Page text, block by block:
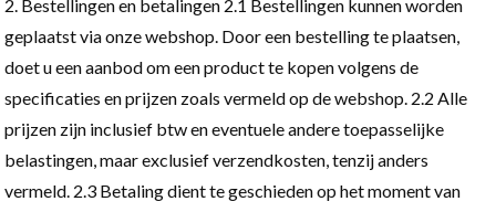
Bestellingen en betalingen 2.1 Bestellingen kunnen worden
geplaatst via onze webshop. Door een bestelling te plaatsen,
doet u een aanbod om een product te kopen volgens de
specificaties en prijzen zoals vermeld op de webshop. 2.2 Alle
prijzen zijn inclusief btw en eventuele andere toepasselijke
belastingen, maar exclusief verzendkosten, tenzij anders
vermeld. 2.3 Betaling dient te geschieden op het moment van